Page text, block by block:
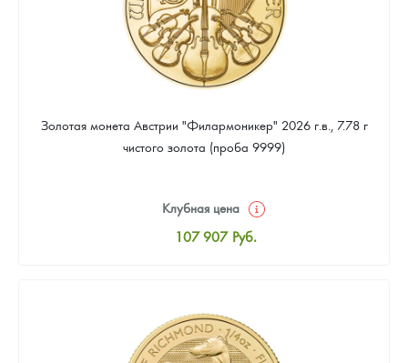
Золотая монета Австрии "Филармоникер" 2026 г.в., 7.78 г
чистого золота (проба 9999)
Клубная цена
107 907 Руб.
Цена выкупа
97 674 Руб.